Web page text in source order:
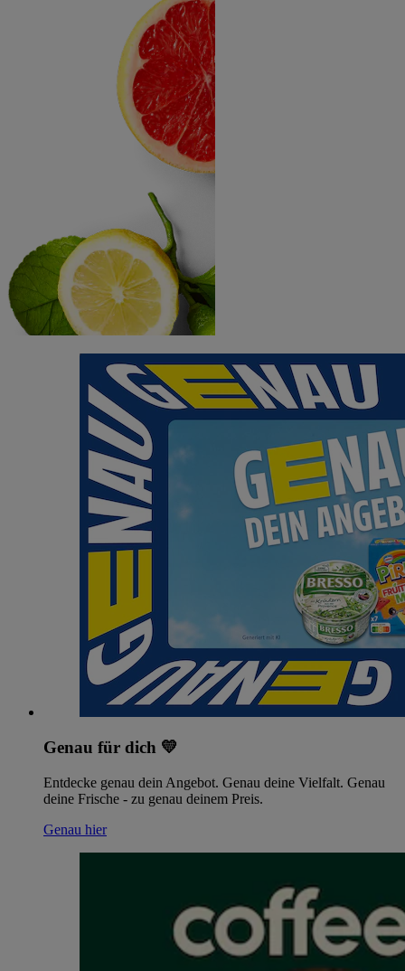
Genau für dich 💛
Entdecke genau dein Angebot. Genau deine Vielfalt. Genau
deine Frische - zu genau deinem Preis.
Genau hier